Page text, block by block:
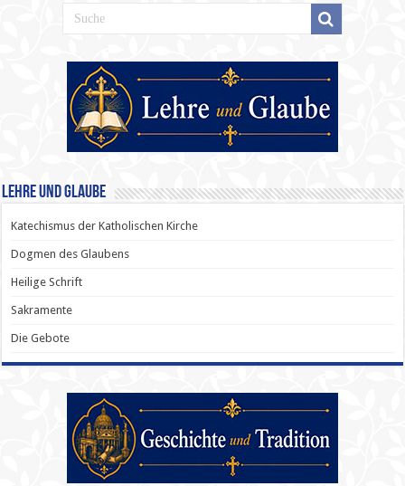
Lehre und Glaube
Katechismus der Katholischen Kirche
Dogmen des Glaubens
Heilige Schrift
Sakramente
Die Gebote